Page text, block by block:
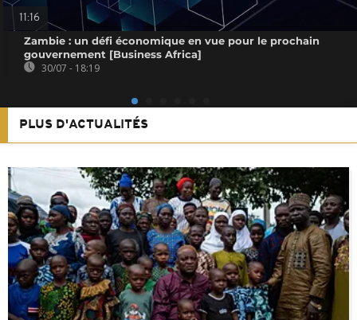
11:16
Zambie : un défi économique en vue pour le prochain
gouvernement [Business Africa]
30/07 - 18:19
PLUS D'ACTUALITÉS